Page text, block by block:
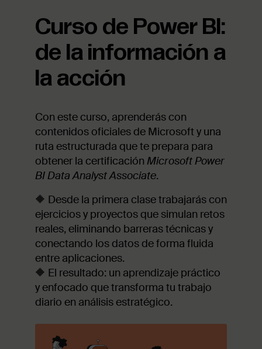
Curso de Power BI:
de la información a
la acción
Con este curso, aprenderás con
contenidos oficiales de Microsoft y una
ruta estructurada que te prepara para
obtener la certificación Microsoft Power
BI Data Analyst Associate.
🔶 Desde la primera clase trabajarás con
ejercicios y proyectos que simulan retos
reales, eliminando barreras técnicas y
conectando los datos de forma fluida
entre aplicaciones.
🔶 El resultado: un aprendizaje práctico
y enfocado que transforma tu trabajo
diario en análisis estratégico.